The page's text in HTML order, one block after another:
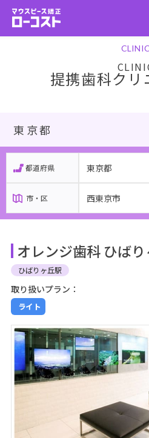
提携歯科クリ
東京都
都道府県 東京都
市・区 西東京市
オレンジ歯科 ひば
ひばりヶ丘駅
取り扱いプラン：
ライト